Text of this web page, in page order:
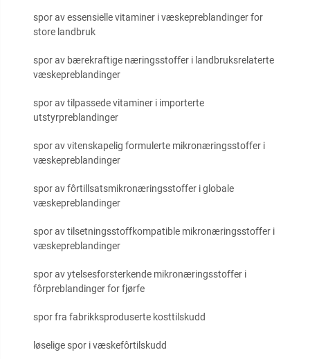
spor av essensielle vitaminer i væskepreblandinger for
store landbruk
spor av bærekraftige næringsstoffer i landbruksrelaterte
væskepreblandinger
spor av tilpassede vitaminer i importerte
utstyrpreblandinger
spor av vitenskapelig formulerte mikronæringsstoffer i
væskepreblandinger
spor av fôrtillsatsmikronæringsstoffer i globale
væskepreblandinger
spor av tilsetningsstoffkompatible mikronæringsstoffer i
væskepreblandinger
spor av ytelsesforsterkende mikronæringsstoffer i
fôrpreblandinger for fjørfe
spor fra fabrikksproduserte kosttilskudd
løselige spor i væskefôrtilskudd